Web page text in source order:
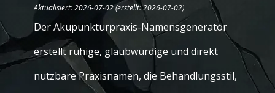
Aktualisiert: 2026-07-02 (erstellt: 2026-07-02)
Der Akupunkturpraxis-Namensgenerator
erstellt ruhige, glaubwürdige und direkt
nutzbare Praxisnamen, die Behandlungsstil,